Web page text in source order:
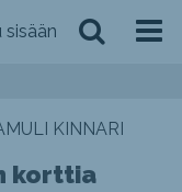
sisään
KINNARI
korttia